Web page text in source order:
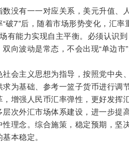
没有一一对应关系，美元升值、
7”后，随着市场形势变化，汇率
有能力实现自主平衡。必须认识
向波动是常态，不会出现“单边市”
会主义思想为指导，按照党中央
为基础、参考一篮子货币进行调
增强人民币汇率弹性，更好发挥
次外汇市场体系建设，进一步提
理念。综合施策，稳定预期，坚
本稳定。